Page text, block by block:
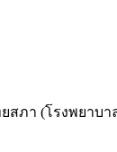
ภา (โรงพยาบา